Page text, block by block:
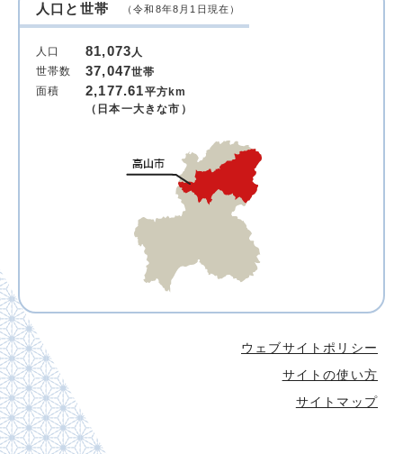
人口と世帯 （令和8年8月1日現在）
人口 81,073人
世帯数
37,047世帯
面積
2,177.61平方km
（日本一大きな市）
ウェブサイトポリシー
サイトの使い方
サイトマップ